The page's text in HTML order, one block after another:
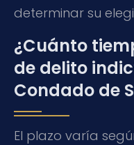
determinar su
¿Cuánto
de delito
Condado de
El plazo varía